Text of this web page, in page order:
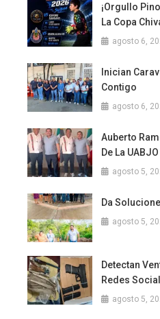
¡Orgullo
La Copa
agosto 6,
Inician
Contigo
agosto 6,
Auberto
De La
agosto 5,
Da
agosto 5,
Detectan
Redes
agosto 5,